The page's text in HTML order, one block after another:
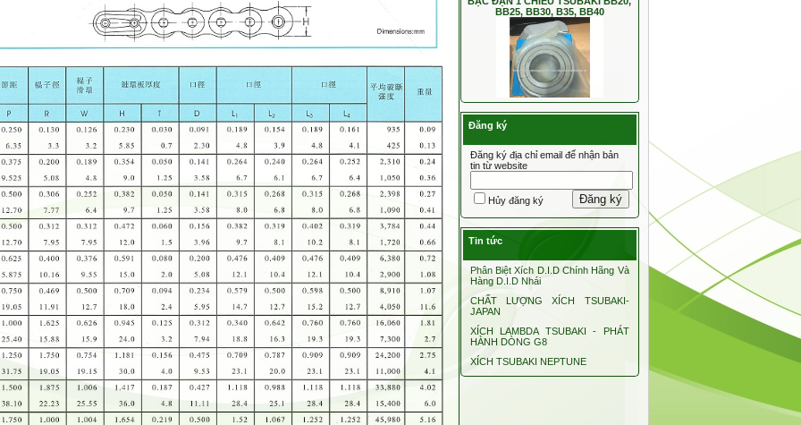
BẠC ĐẠN 1 CHIỀU TSUBAKI BB
TFS
PULY ĐAI RĂNG INOX 304
Đăng ký
Đăng ký địa chỉ email để nhận bản
tin từ website
Hủy đăng ký Đăng ký
Tin tức
Phân Biệt Xích D.I.D Chính Hãng Và
Hàng D.I.D Nhái
CHẤT LƯỢNG XÍCH TSUBAKI-
JAPAN
XÍCH LAMBDA TSUBAKI - PHÁT
HÀNH DÒNG G8
XÍCH TSUBAKI NEPTUNE